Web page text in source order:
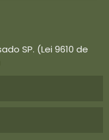
SP. (Lei 9610 de